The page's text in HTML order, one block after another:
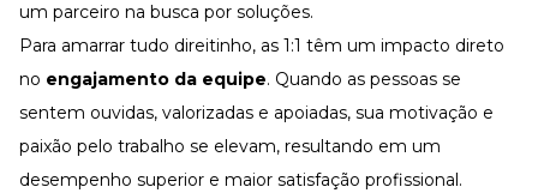
um parceiro na busca por soluções.
Para amarrar tudo direitinho, as 1:1 têm um impacto direto
no engajamento da equipe. Quando as pessoas se
sentem ouvidas, valorizadas e apoiadas, sua motivação e
paixão pelo trabalho se elevam, resultando em um
desempenho superior e maior satisfação profissional.